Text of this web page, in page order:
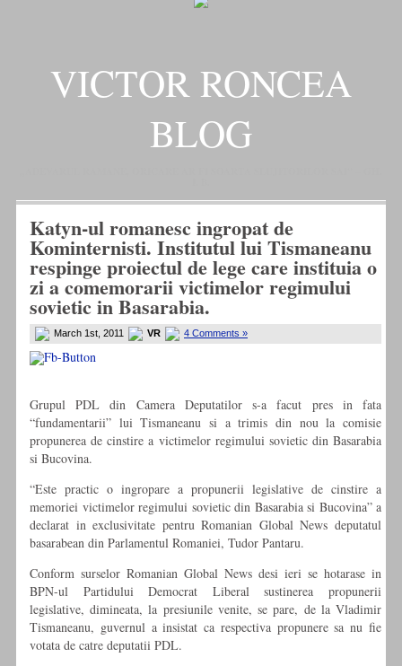
VICTOR RONCEA
BLOG
Katyn-ul romanesc ingropat de
Kominternisti. Institutul lui Tismaneanu
respinge proiectul de lege care instituia o
zi a comemorarii victimelor regimului
sovietic in Basarabia.
March 1st, 2011 VR 4 Comments »
Grupul PDL din Camera Deputatilor s-a facut pres in fata
“fundamentarii” lui Tismaneanu si a trimis din nou la comisie
propunerea de cinstire a victimelor regimului sovietic din Basarabia
si Bucovina.
“Este practic o ingropare a propunerii legislative de cinstire a
memoriei victimelor regimului sovietic din Basarabia si Bucovina” a
declarat in exclusivitate pentru Romanian Global News deputatul
basarabean din Parlamentul Romaniei, Tudor Pantaru.
Conform surselor Romanian Global News desi ieri se hotarase in
BPN-ul Partidului Democrat Liberal sustinerea propunerii
legislative, dimineata, la presiunile venite, se pare, de la Vladimir
Tismaneanu, guvernul a insistat ca respectiva propunere sa nu fie
votata de catre deputatii PDL.